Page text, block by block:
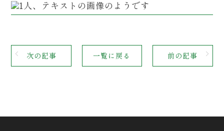
次の記事 一覧に戻る 前の記事